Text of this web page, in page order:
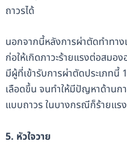
ถาวรได้
นอกจากนี้หลังการผ่าตัดทำทา
ก่อให้เกิดภาวะร้ายแรงต่อสมอ
มีผู้ที่เข้ารับการผ่าตัดประเภทนี้
เลือดขึ้น จนทำให้มีปัญหาด้านก
แบบถาวร ในบางกรณีก็ร้ายแร
5. หัวใจวาย